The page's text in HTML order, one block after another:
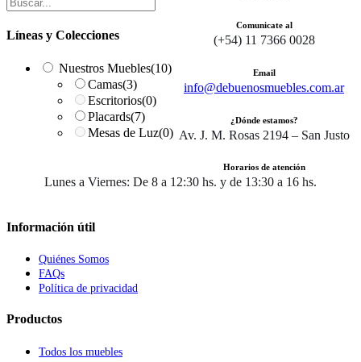
Líneas y Colecciones
Nuestros Muebles(10)
Camas(3)
Escritorios(0)
Placards(7)
Mesas de Luz(0)
Comunicate al
(+54) 11 7366 0028
Email
info@debuenosmuebles.com.ar
¿Dónde estamos?
Av. J. M. Rosas 2194 – San Justo
Horarios de atención
Lunes a Viernes: De 8 a 12:30 hs. y de 13:30 a 16 hs.
Información útil
Quiénes Somos
FAQs
Política de privacidad
Productos
Todos los muebles